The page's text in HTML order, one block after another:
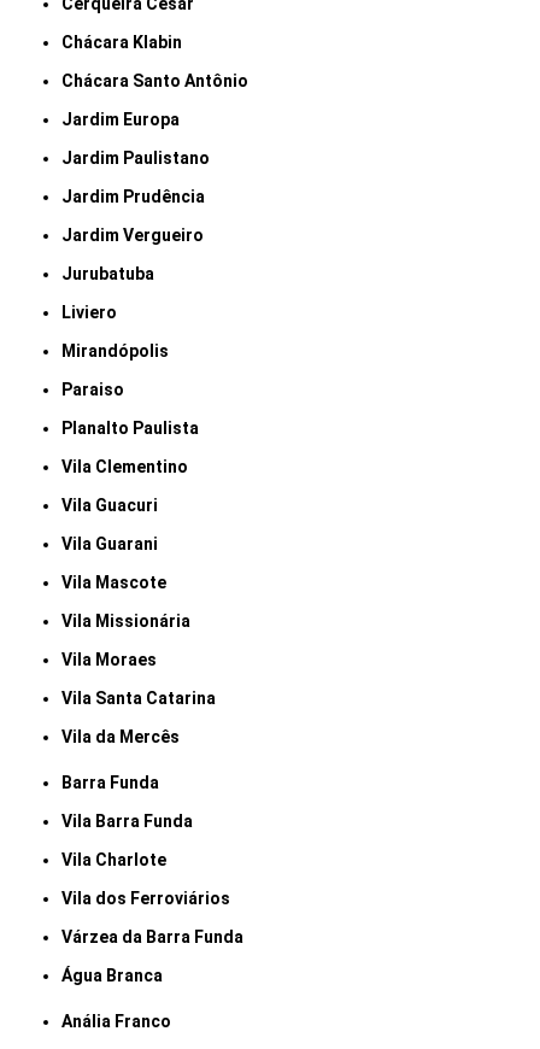
Cerqueira César
Chácara Klabin
Chácara Santo Antônio
Jardim Europa
Jardim Paulistano
Jardim Prudência
Jardim Vergueiro
Jurubatuba
Liviero
Mirandópolis
Paraiso
Planalto Paulista
Vila Clementino
Vila Guacuri
Vila Guarani
Vila Mascote
Vila Missionária
Vila Moraes
Vila Santa Catarina
Vila da Mercês
Barra Funda
Vila Barra Funda
Vila Charlote
Vila dos Ferroviários
Várzea da Barra Funda
Água Branca
Anália Franco